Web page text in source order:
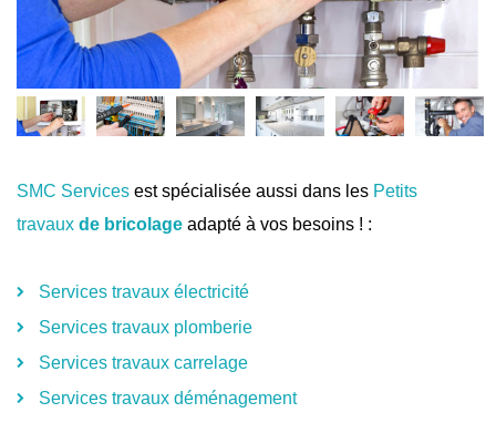
SMC Services est spécialisée aussi dans les Petits
travaux de bricolage adapté à vos besoins ! :
Services travaux électricité
Services travaux plomberie
Services travaux carrelage
Services travaux déménagement